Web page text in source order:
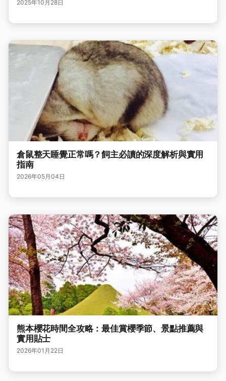
2025年10月28日
倉鼠整天睡覺正常嗎？飼主必讀的深度解析與實用
指南
2026年05月04日
熊本櫻花時間全攻略：最佳賞櫻季節、景點推薦與
實用貼士
2026年01月22日